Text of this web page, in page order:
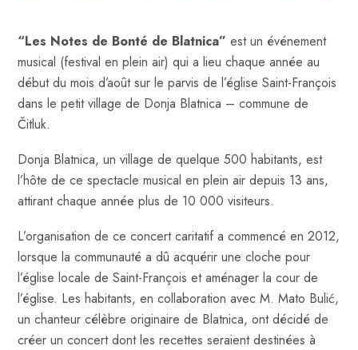
“Les Notes de Bonté de Blatnica” est un événement
musical (festival en plein air) qui a lieu chaque année au
début du mois d’août sur le parvis de l’église Saint-François
dans le petit village de Donja Blatnica – commune de
Čitluk.
Donja Blatnica, un village de quelque 500 habitants, est
l’hôte de ce spectacle musical en plein air depuis 13 ans,
attirant chaque année plus de 10 000 visiteurs.
L’organisation de ce concert caritatif a commencé en 2012,
lorsque la communauté a dû acquérir une cloche pour
l’église locale de Saint-François et aménager la cour de
l’église. Les habitants, en collaboration avec M. Mato Bulić,
un chanteur célèbre originaire de Blatnica, ont décidé de
créer un concert dont les recettes seraient destinées à